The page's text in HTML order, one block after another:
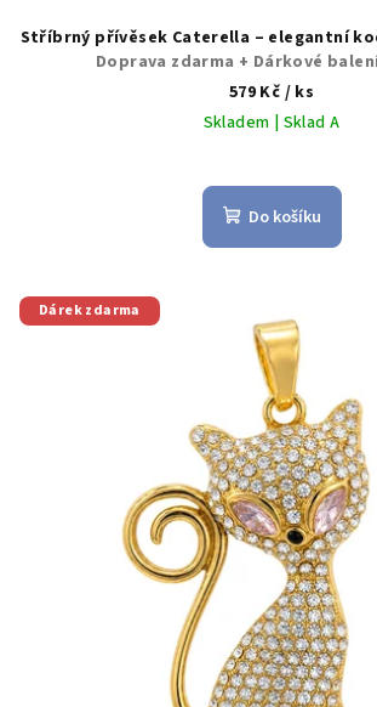
Stříbrný přívěsek Caterella – elegantní
Doprava zdarma + Dárkové
579 Kč / ks
Skladem | Sklad A
Do košíku
Dárek zdarma